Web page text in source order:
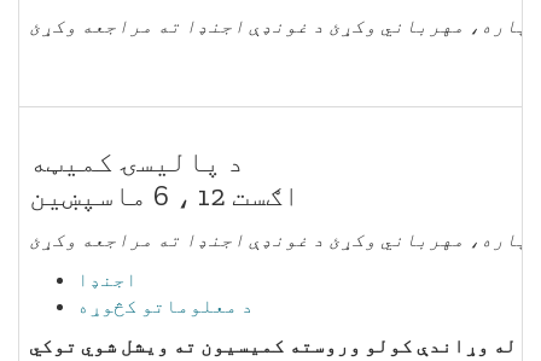
لپاره، مهرباني وکړئ د غونډې اجنډا ته مراجعه وکړئ
د پالیسۍ کمیټه
اګست 12 ، 6 ماسپښین
لپاره، مهرباني وکړئ د غونډې اجنډا ته مراجعه وکړئ
اجنډا
د معلوماتو کڅوړه